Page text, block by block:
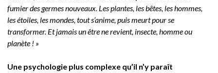
fumier des germes nouveaux. Les plantes, les bêtes, les hommes,
les étoiles, les mondes, tout s’anime, puis meurt pour se
transformer. Et jamais un être ne revient, insecte, homme ou
planète ! »
Une psychologie plus complexe qu’il n’y paraît